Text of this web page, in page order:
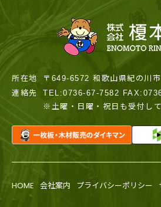
所在地
〒649-6572 和歌山県紀の川
連絡先
TEL:0736-67-7582
※土曜・日曜・祝日も受付し
HOME 会社案内 プライバシーポリシー